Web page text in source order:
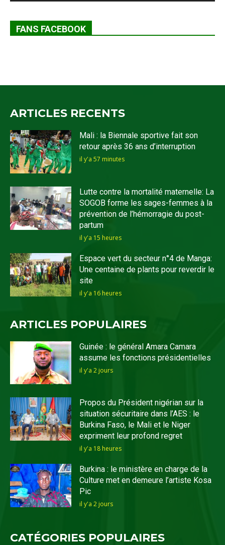
FANS FACEBOOK
ARTICLES RECENTS
Mali : la Biennale sportive fait son
retour après 36 ans d’interruption
il y'a 57 minutes
Lutte contre la mortalité maternelle: La
SOGOB forme les sages-femmes à la
prévention de l’hémorragie du post-
partum
il y'a 15 heures
Espace vert du secteur n°4 de Manga:
Une centaine de plants pour reverdir le
site
il y'a 16 heures
ARTICLES POPULAIRES
Guinée : le général Amara Camara
assume les fonctions présidentielles
il y'a 2 jours
Propos du Président nigérian sur la
situation sécuritaire dans l’AES : le
Burkina Faso, le Mali et le Niger
expriment leur profond regret
il y'a 18 heures
Burkina : le ministère en charge de la
Culture met en demeure l’artiste Kosa
Pic
il y'a 2 jours
CATÉGORIES POPULAIRES